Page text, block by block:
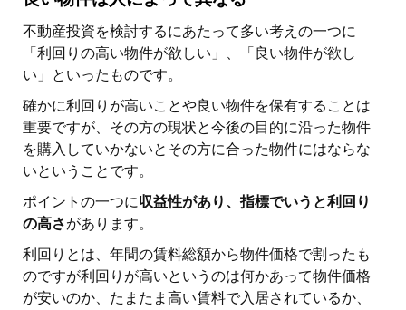
不動産投資を検討するにあたって多い考えの一つに
「利回りの高い物件が欲しい」、「良い物件が欲し
い」といったものです。
確かに利回りが高いことや良い物件を保有することは
重要ですが、その方の現状と今後の目的に沿った物件
を購入していかないとその方に合った物件にはならな
いということです。
ポイントの一つに収益性があり、指標でいうと利回り
の高さがあります。
利回りとは、年間の賃料総額から物件価格で割ったも
のですが利回りが高いというのは何かあって物件価格
が安いのか、たまたま高い賃料で入居されているか、